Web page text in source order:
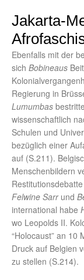
Jakarta-
Ebenfalls mit der
sich Bobineaus
Regierung in
Lumumbas
wissenschaftlich
Schulen und
bezüglich einer
auf (S.211).
Menschenbildern
Felwine Sarr und
international habe
wo Leopolds II.
“Holocaust” an 10
Druck auf Belgien
zu stellen (S.214).